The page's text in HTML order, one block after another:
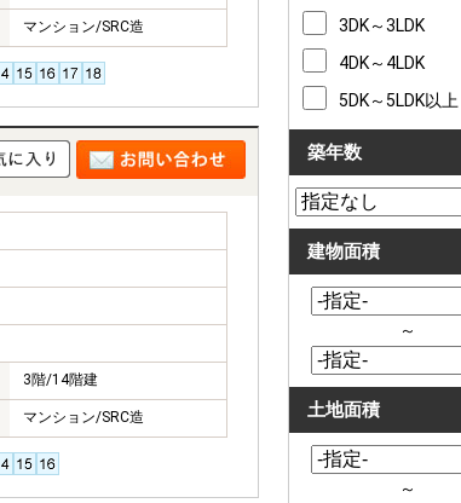
マンション/SRC造
3階/14階建
マンション/SRC造
3DK～3LDK
4DK～4LDK
5DK～5LDK以上
築年数
建物面積
～
土地面積
～